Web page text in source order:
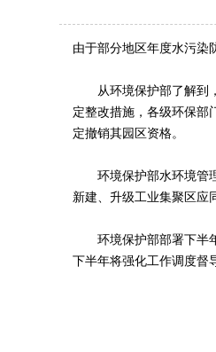
由于部分地区年度水污染
从环境保护部了解到，
定整改措施，各级环保部
定撤销其园区资格。
环境保护部水环境管理
新建、升级工业集聚区应
环境保护部部署下半年
下半年将强化工作调度督